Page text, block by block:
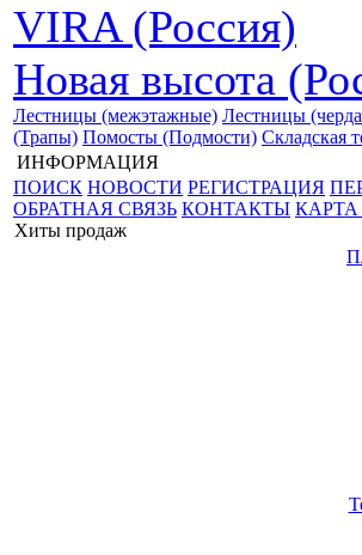
VIRA (Россия)
Новая высота
Лестницы (межэтажные) Лестницы
(Трапы) Помосты (Подмости) Складская
ИНФОРМАЦИЯ
ПОИСК НОВОСТИ РЕГИСТРАЦИЯ
ОБРАТНАЯ СВЯЗЬ КОНТАКТЫ
Хиты продаж